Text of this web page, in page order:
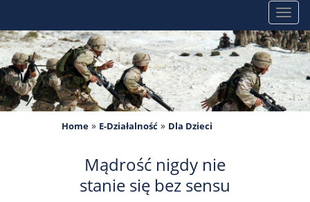
Home » E-Działalność » Dla Dzieci
Mądrość nigdy nie
stanie się bez sensu